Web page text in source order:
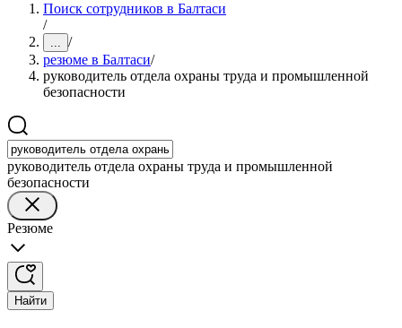
Поиск сотрудников в Балтаси
/
... /
резюме в Балтаси/
руководитель отдела охраны труда и промышленной
безопасности
руководитель отдела охраны труда и промышленной
безопасности
Резюме
Найти